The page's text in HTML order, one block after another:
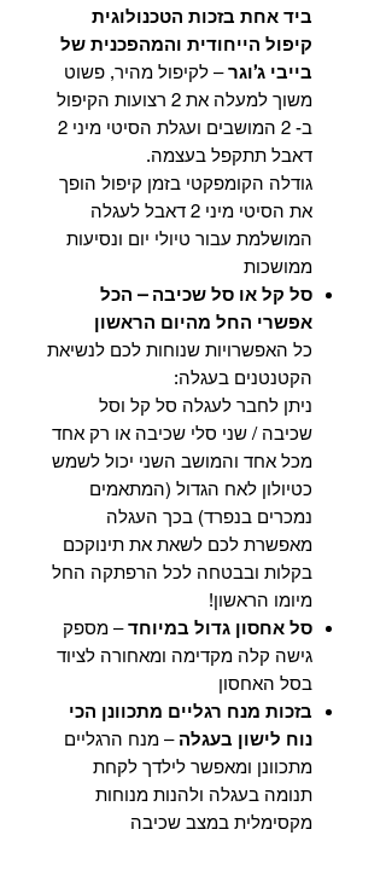
ביד אחת בזכות הטכנולוגית
קיפול הייחודית והמהפכנית של
בייבי ג’וגר– לקיפול מהיר, פשוט
משוך למעלה את 2 רצועות הקיפול
ב- 2 המושבים ועגלת הסיטי מיני 2
דאבל תתקפל בעצמה.
גודלה הקומפקטי בזמן קיפול הופך
את הסיטי מיני 2 דאבל לעגלה
המושלמת עבור טיולי יום ונסיעות
ממושכות
סל קל או סל שכיבה – הכל
אפשרי החל מהיום הראשון
כל האפשרויות שנוחות לכם לנשיאת
הקטנטנים בעגלה:
ניתן לחבר לעגלה סל קל וסל
שכיבה / שני סלי שכיבה או רק אחד
מכל אחד והמושב השני יכול לשמש
כטיולון לאח הגדול (המתאמים
נמכרים בנפרד) בכך העגלה
מאפשרת לכם לשאת את תינוקכם
בקלות ובבטחה לכל הרפתקה החל
מיומו הראשון!
סל אחסון גדול במיוחד– מספק
גישה קלה מקדימה ומאחורה לציוד
בסל האחסון
בזכות מנח רגליים מתכוונן הכי
נוח לישון בעגלה – מנח הרגליים
מתכוונן ומאפשר לילדך לקחת
תנומה בעגלה ולהנות מנוחות
מקסימלית במצב שכיבה